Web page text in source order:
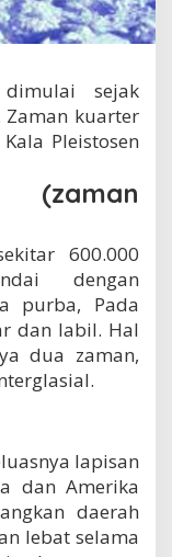
sejak
Zaman kuarter
Pleistosen
600.000
dengan
purba, Pada
dan labil. Hal
dua zaman,
lapisan
dan Amerika
daerah
lebat selama